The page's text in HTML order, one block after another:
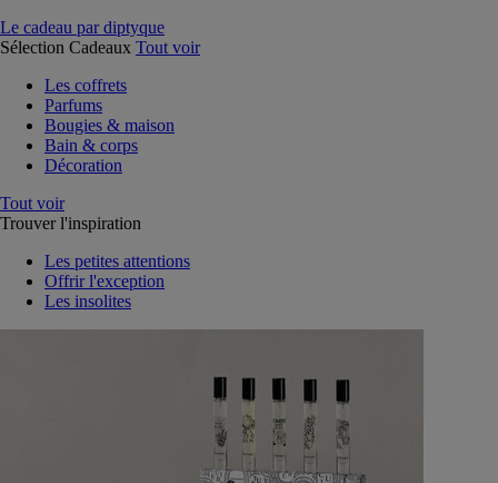
Le cadeau par diptyque
Sélection Cadeaux Tout voir
Les coffrets
Parfums
Bougies & maison
Bain & corps
Décoration
Tout voir
Trouver l'inspiration
Les petites attentions
Offrir l'exception
Les insolites